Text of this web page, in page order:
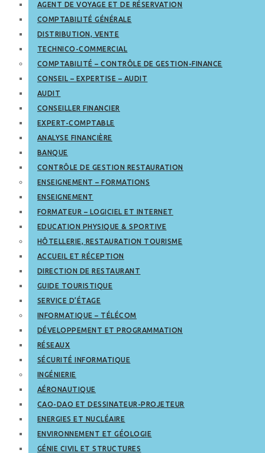
AGENT DE VOYAGE ET DE RÉSERVATION
COMPTABILITÉ GÉNÉRALE
DISTRIBUTION, VENTE
TECHNICO-COMMERCIAL
COMPTABILITÉ – CONTRÔLE DE GESTION-FINANCE
CONSEIL – EXPERTISE – AUDIT
AUDIT
CONSEILLER FINANCIER
EXPERT-COMPTABLE
ANALYSE FINANCIÈRE
BANQUE
CONTRÔLE DE GESTION RESTAURATION
ENSEIGNEMENT – FORMATIONS
ENSEIGNEMENT
FORMATEUR – LOGICIEL ET INTERNET
EDUCATION PHYSIQUE & SPORTIVE
HÔTELLERIE, RESTAURATION TOURISME
ACCUEIL ET RÉCEPTION
DIRECTION DE RESTAURANT
GUIDE TOURISTIQUE
SERVICE D’ÉTAGE
INFORMATIQUE – TÉLÉCOM
DÉVELOPPEMENT ET PROGRAMMATION
RÉSEAUX
SÉCURITÉ INFORMATIQUE
INGÉNIERIE
AÉRONAUTIQUE
CAO-DAO ET DESSINATEUR-PROJETEUR
ENERGIES ET NUCLÉAIRE
ENVIRONNEMENT ET GÉOLOGIE
GÉNIE CIVIL ET STRUCTURES